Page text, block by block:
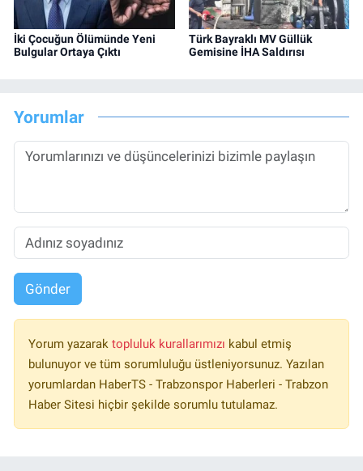
İki Çocuğun Ölümünde Yeni
Bulgular Ortaya Çıktı
Türk Bayraklı MV Güllük
Gemisine İHA Saldırısı
Yorumlar
Gönder
Yorum yazarak topluluk kurallarımızı kabul etmiş
bulunuyor ve tüm sorumluluğu üstleniyorsunuz. Yazılan
yorumlardan HaberTS - Trabzonspor Haberleri - Trabzon
Haber Sitesi hiçbir şekilde sorumlu tutulamaz.